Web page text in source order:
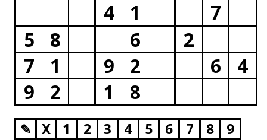
4
1
7
5
8 6
2
7
1 9 2 6
4
9
2 1 8
✎ X 1 2 3 4 5 6 7 8 9